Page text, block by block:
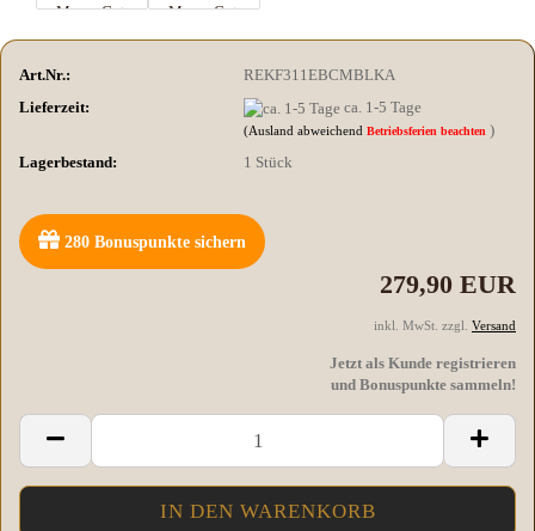
Art.Nr.:
REKF311EBCMBLKA
Lieferzeit:
ca. 1-5 Tage
(Ausland abweichendBetriebsferien beachten )
Lagerbestand:
1 Stück
280 Bonuspunkte sichern
279,90 EUR
inkl. MwSt. zzgl. Versand
Jetzt als Kunde registrieren
und Bonuspunkte sammeln!